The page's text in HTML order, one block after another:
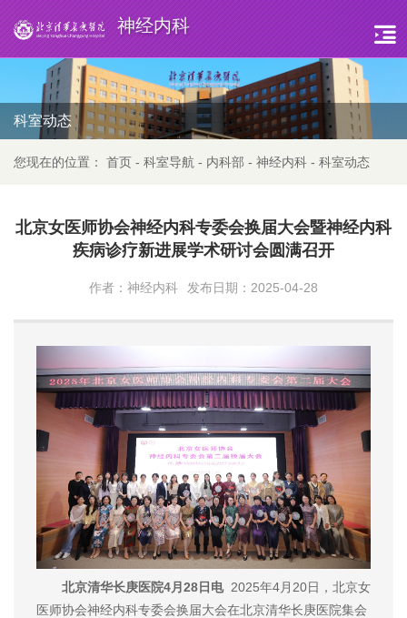
神经内科
科室动态
您现在的位置： 首页 - 科室导航 - 内科部 - 神经内科 - 科室动态
北京女医师协会神经内科专委会换届大会暨神经内科
疾病诊疗新进展学术研讨会圆满召开
作者：神经内科 发布日期：2025-04-28
北京清华长庚医院4月28日电2025年4月20日，北京女
医师协会神经内科专委会换届大会在北京清华长庚医院集会